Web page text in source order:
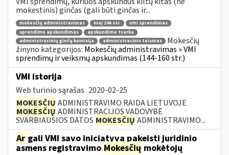
mokestinis) ginčas (gali būti ginčas ir...
mokesčių administravimas maį 146 str.
vmi sprendimas
sprendimo apskundimas
apskundimo tvarka
administracinių ginčų komisija
administracinis teismas
Mokesčių
žinyno kategorijos: Mokesčių administravimas » VMI
sprendimų ir veiksmų apskundimas (144-160 str.)
VMI istorija
Web turinio sąrašas 2020-02-25
MOKESČIŲ ADMINISTRAVIMO RAIDA LIETUVOJE
MOKESČIŲ ADMINISTRACIJOS VADOVYBĖ
SVARBIAUSIOS DATOS MOKESČIŲ ADMINISTRAVIMO...
Ar gali VMI savo iniciatyva pakeisti juridinio
asmens registravimo Mokesčių mokėtojų